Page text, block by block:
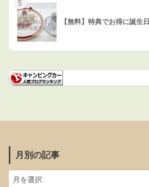
5
【無料】特典でお得に誕生
月別の記事